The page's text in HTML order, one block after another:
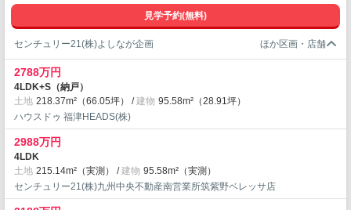
見学予約(無料)
センチュリー21(株)よしなが企画
2788万円
4LDK+S（納戸）
土地 218.37m²（66.05坪） 建物 95.58m²（28.91坪）
ハウスドゥ 福津HEADS(株)
2988万円
4LDK
土地 215.14m²（実測） 建物 95.58m²（実測）
センチュリー21(株)九州中央不動産南営業所筑紫野ベレッサ店